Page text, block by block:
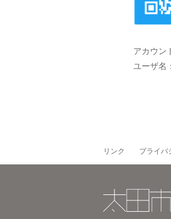
アカウン
ユーザ名
リンク プライバ